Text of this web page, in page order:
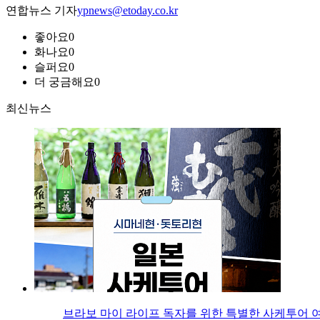
연합뉴스 기자ypnews@etoday.co.kr
좋아요0
화나요0
슬퍼요0
더 궁금해요0
최신뉴스
브라보 마이 라이프 독자를 위한 특별한 사케투어